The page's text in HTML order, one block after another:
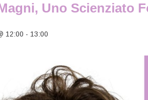
Uno Scienziato
12:00 - 13:00